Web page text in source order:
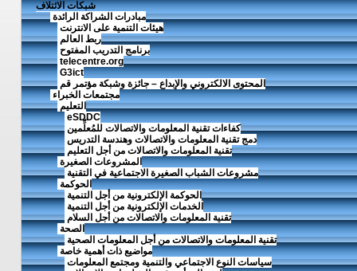
شبكات الائتلاف
مبادرات الشراكة الرائدة
هيئات التنمية على الانترنت
ربط العالم
برنامج التدريب المفتوح
telecentre.org
G3ict
المحتوى الالكتروني والإبداع – جائزة وشبكة مؤتمر قم
مجتمعات الخبراء
التعليم
eSDDC
كفاءات تقنية المعلومات والاتصالات للمُعلِّمين
دمج تقنية المعلومات والاتصالات وهندسة التدريس
تقنية المعلومات والاتصالات من أجل التعليم
المشروعات الصغيرة
مشروعات الشباب الصغيرة الاجتماعية في التقنية
الحوكمة
الحوكمة الإلكترونية من أجل التنمية
الخدمات الإلكترونية من أجل التنمية
تقنية المعلومات والاتصالات من أجل السلام
الصحة
تقنية المعلومات والاتصالات من أجل المعلومات الصحية
مواضيع ذات أهمية خاصة
سياسات النوع الاجتماعي والتنمية ومجتمع المعلومات